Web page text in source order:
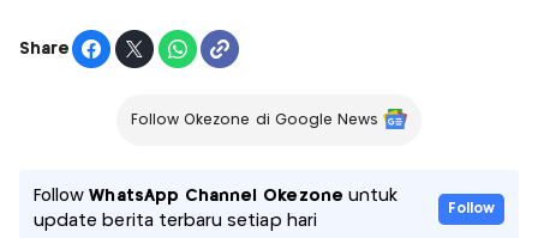
Share
Follow Okezone di Google News
FollowWhatsApp Channel Okezone untuk
update berita terbaru setiap hari
Follow